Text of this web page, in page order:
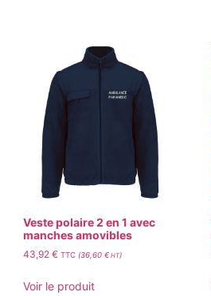
Veste polaire 2 en 1 avec
manches amovibles
43,92€ TTC (36,60€ HT)
Voir le produit